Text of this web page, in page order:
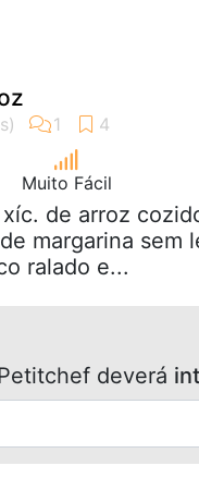
Muito Fácil
de arroz
margarina sem
ralado e...
deverá